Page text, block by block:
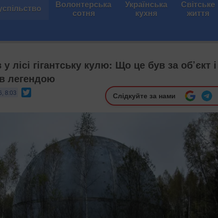
Волонтерська
сотня
Українська
кухня
Світське
життя
лісі гігантську кулю: Що це був за об’єкт і
легендою
8:03 Слідкуйте за нами